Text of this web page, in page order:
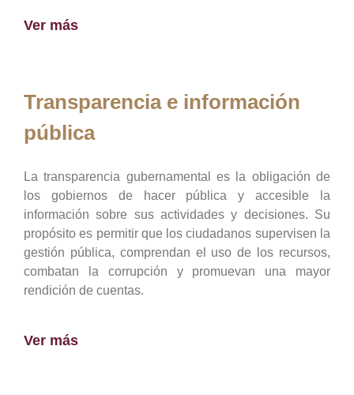
Ver más
Transparencia e información
pública
La transparencia gubernamental es la obligación de
los gobiernos de hacer pública y accesible la
información sobre sus actividades y decisiones. Su
propósito es permitir que los ciudadanos supervisen la
gestión pública, comprendan el uso de los recursos,
combatan la corrupción y promuevan una mayor
rendición de cuentas.
Ver más